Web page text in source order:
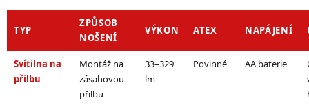
TYP
ZPŮSOB
NOŠENÍ
VÝKON ATEX NAPÁJENÍ
Svítilna na
přilbu
Montáž na
zásahovou
přilbu
33–329
lm
Povinné AA baterie